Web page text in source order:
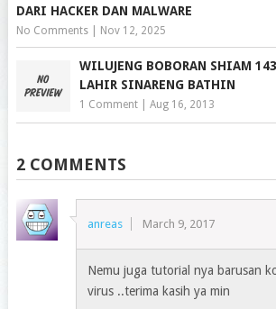
DARI HACKER DAN MALWARE
No Comments| Nov 12, 2025
WILUJENG BOBORAN SHIAM
LAHIR SINARENG BATHIN
1 Comment| Aug 16, 2013
2 COMMENTS
anreas March 9, 2017
Nemu juga tutorial nya barusan
virus ..terima kasih ya min